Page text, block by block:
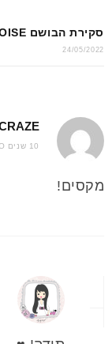
סקירת הבושם MANCERA – INTENSE CEDRAT BOISE
24/05/2022
10 שנים AGO
מקסים!